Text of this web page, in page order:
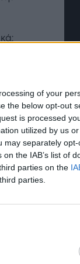
of your
the below opt-out
is processed
utilized by us
may separately
the IAB’s list of
parties on the
parties.
με
21
ορθή
Tο